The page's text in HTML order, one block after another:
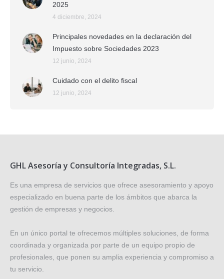
2025
4 diciembre, 2024
Principales novedades en la declaración del
Impuesto sobre Sociedades 2023
12 junio, 2024
Cuidado con el delito fiscal
12 junio, 2024
GHL Asesoría y Consultoría Integradas, S.L.
Es una empresa de servicios que ofrece asesoramiento y apoyo
especializado en buena parte de los ámbitos que abarca la
gestión de empresas y negocios.
En un único portal te ofrecemos múltiples soluciones, de forma
coordinada y organizada por parte de un equipo propio de
profesionales, que ponen su amplia experiencia y compromiso a
tu servicio.